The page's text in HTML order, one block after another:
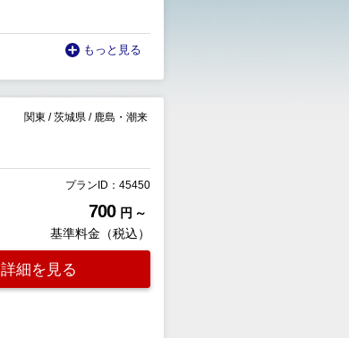
もっと見る
関東 / 茨城県 / 鹿島・潮来
プランID：45450
700 円 ～
基準料金（税込）
詳細を見る